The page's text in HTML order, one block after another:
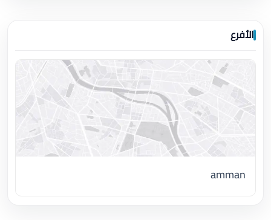
الأفرع
amman